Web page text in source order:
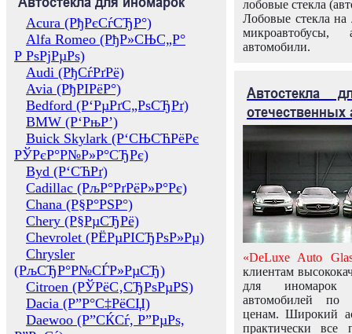
Acura (РђРєСѓСЂР°)
Alfa Romeo (РђР»СЊС„Р°
Р РѕРјРµРѕ)
Audi (РђСѓРґРё)
Avia (РђРІРёР°)
Bedford (Р‘РµРґС„РѕСЂРґ)
BMW (Р‘РњР’)
Buick Skylark (Р‘СЊСЋРёРє
РЎРєР°Р№Р»Р°СЂРє)
Byd (Р‘СЋРґ)
Cadillac (РљР°РґРёР»Р°Рє)
Chana (Р§Р°РЅР°)
Chery (Р§РµСЂРё)
Chevrolet (РЁРµРІСЂРѕР»Рµ)
Chrysler
(РљСЂР°Р№СЃР»РµСЂ)
Citroen (РЎРёС‚СЂРѕРµРЅ)
Dacia (Р”Р°С‡РёСЏ)
Daewoo (Р”СЌСѓ, Р”РµРѕ,
лобовые стекла
Лобовые стекла на
микроавтобусы,
автомобили.
Автостекла
отечественных
«DeLuxe Auto
клиентам
для иномарок
автомобилей
ценам. Широкий
практически все